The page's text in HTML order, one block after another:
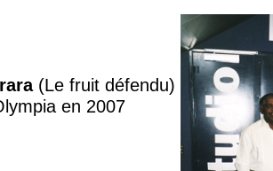
(Le fruit défendu)
en 2007